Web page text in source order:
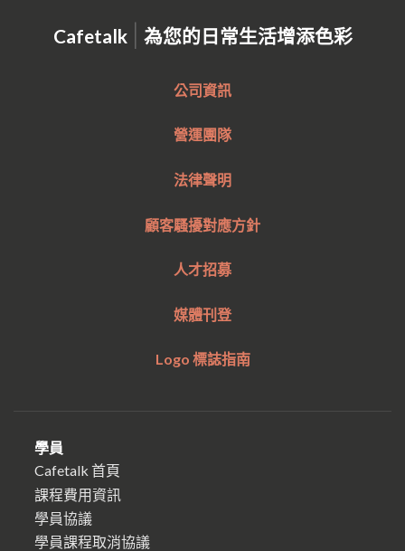
Cafetalk | 為您的日常生活增添色彩
公司資訊
營運團隊
法律聲明
顧客騷擾對應方針
人才招募
媒體刊登
Logo 標誌指南
學員
Cafetalk 首頁
課程費用資訊
學員協議
學員課程取消協議